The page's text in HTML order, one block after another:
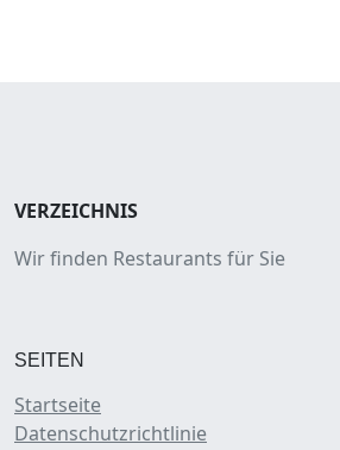
VERZEICHNIS
Wir finden Restaurants für Sie
SEITEN
Startseite
Datenschutzrichtlinie